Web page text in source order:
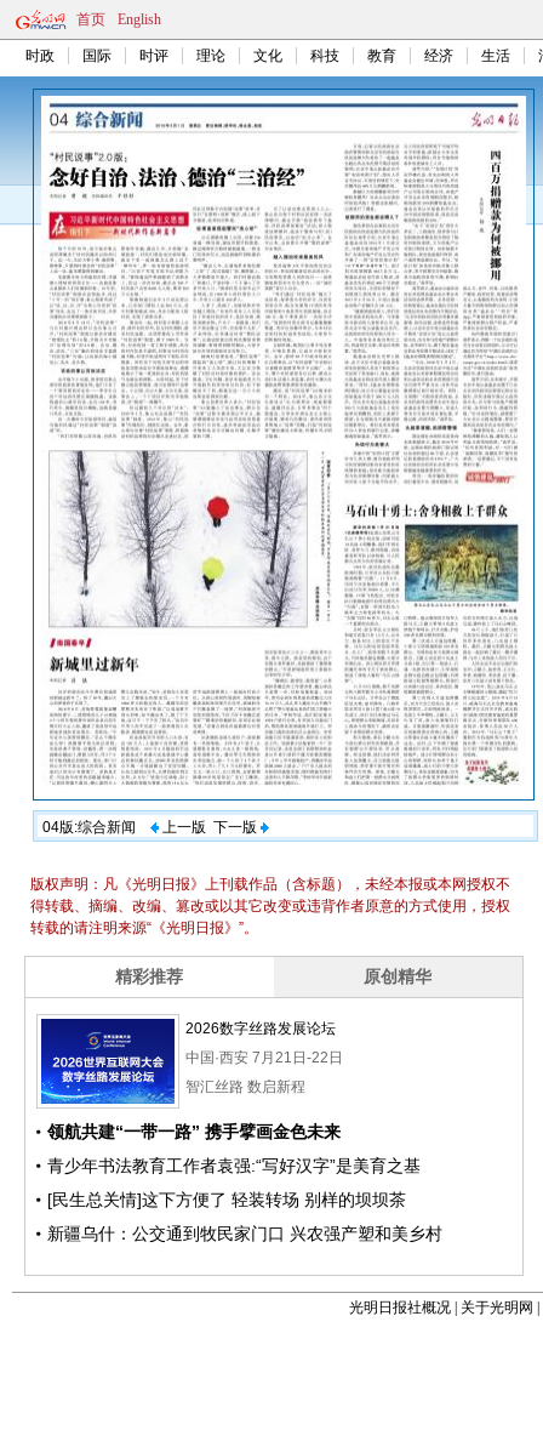
首页 English
时政 国际 时评 理论 文化 科技 教育 经济 生活
04版:综合新闻 上一版 下一版
光明日报社概况 关于光明网